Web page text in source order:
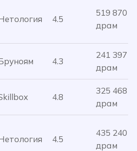
4.5
519 870
драм
4.3
241 397
драм
4.8
325 468
драм
4.5
435 240
драм